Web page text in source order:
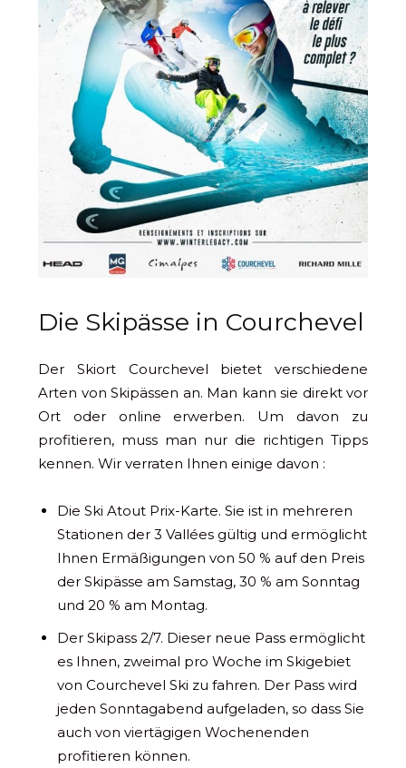
Die Skipässe in Courchevel
Der Skiort Courchevel bietet verschiedene
Arten von Skipässen an. Man kann sie direkt vor
Ort oder online erwerben. Um davon zu
profitieren, muss man nur die richtigen Tipps
kennen. Wir verraten Ihnen einige davon :
Die Ski Atout Prix-Karte. Sie ist in mehreren
Stationen der 3 Vallées gültig und ermöglicht
Ihnen Ermäßigungen von 50 % auf den Preis
der Skipässe am Samstag, 30 % am Sonntag
und 20 % am Montag.
Der Skipass 2/7. Dieser neue Pass ermöglicht
es Ihnen, zweimal pro Woche im Skigebiet
von Courchevel Ski zu fahren. Der Pass wird
jeden Sonntagabend aufgeladen, so dass Sie
auch von viertägigen Wochenenden
profitieren können.